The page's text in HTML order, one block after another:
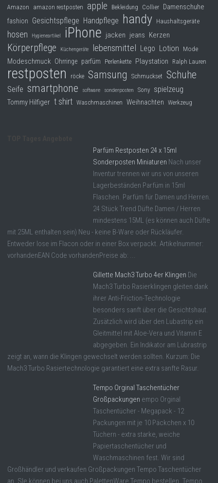
Amazon amazon restposten apple Bekleidung Collier Damenschuhe
fashion Gesichtspflege Handpflege handy Haushaltsgeräte
hosen Hygieneartikel iPhone jacken jeans Kerzen
Körperpflege Küchengeräte lebensmittel Lego Lotion Mode
Modeschmuck Ohrringe parfüm Perlenkette Playstation Ralph Lauren
restposten röcke Samsung Schmuckset Schuhe
Seife smartphone software sonderposten Sony spielzeug
Tommy Hilfiger t shirt Waschmaschinen Weihnachten Werkzeug
Parfüm Restposten 24 x 15ml
Sonderposten Miniaturen Nach unser
Inventur trennen wir uns von unseren
Lagerbeständen Parfüm in 15ml
Flaschen. Parfüm für Damen und Herren.
24 Stück Trend Düfte Damen / Herren
mindestens 15ML (es können auch Düfte
mit 25ML enthalten sein) Neu - keine B-Ware oder Rückläufer.
Entweder lose im Flacon oder in einer Box verpackt. Artikelnummer:
vorhandenEAN Code vorhandenPreise ab: ...
Gillette Mach3 Turbo 4er Klingen Die
Mach3 Turbo Rasierklingen gleiten dank
ihrer Anti-Friction-Technologie
besonders sanft über die Gesichtshaut.
Zusätzlich wird über den Lubastrip ein
Gleitmittel mit Aloe-Vera und Vitamin E
abgegeben. Ein Indikator am Lubrastrip
zeigt an, wann die Klingen gewechselt werden sollten. Kurzum: Die
Mach3 Turbo Rasiertechnologie garantiert eine extra sanfte Rasur.
Tempo Orginal Taschentücher
Großpackungen empo Orginal
Taschentücher - Megapack - 12
Packungen mit je 10 Päckchen x 10
Tüchern - extra starke, weiche
Papiertaschentücher und
Waschmaschinen fest. Wir sind
Großhändler und verkaufen Großpackungen Tempo Taschentücher
an. SIe können bei uns auch PalettenWare Tempo bestellen. Tempo